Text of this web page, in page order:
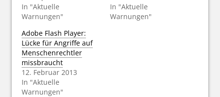
In "Aktuelle
Warnungen"
In "Aktuelle
Warnungen"
Adobe Flash Player:
Lücke für Angriffe auf
Menschenrechtler
missbraucht
12. Februar 2013
In "Aktuelle
Warnungen"